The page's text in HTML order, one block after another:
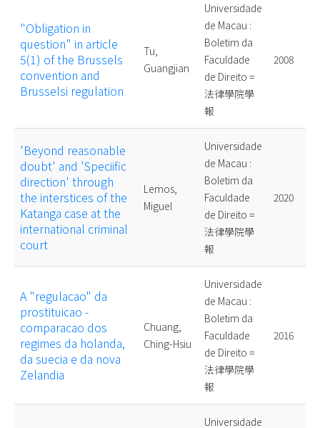
"Obligation in
question" in article
5(1) of the Brussels
convention and
Brusselsi regulation
Tu,
Guangjian
Universidade
de Macau :
Boletim da
Faculdade
de Direito =
法律學院學
報
2008
'Beyond reasonable
doubt' and 'Speciific
direction' through
the interstices of the
Katanga case at the
international criminal
court
Lemos,
Miguel
Universidade
de Macau :
Boletim da
Faculdade
de Direito =
法律學院學
報
2020
A "regulacao" da
prostituicao -
comparacao dos
regimes da holanda,
da suecia e da nova
Zelandia
Chuang,
Ching-Hsiu
Universidade
de Macau :
Boletim da
Faculdade
de Direito =
法律學院學
報
2016
Universidade